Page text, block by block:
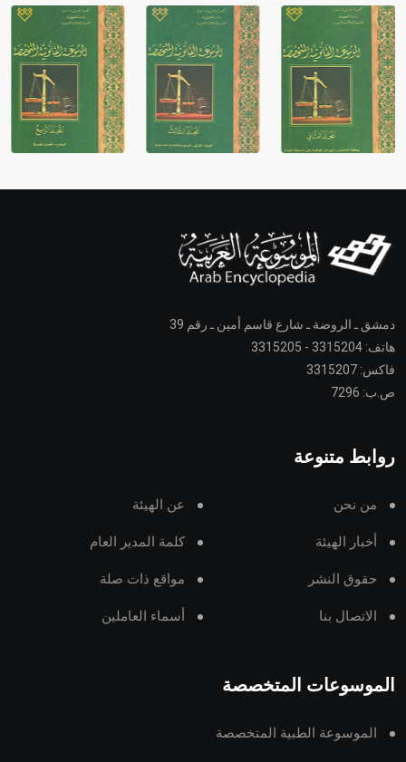
دمشق ـ الروضة ـ شارع قاسم أمين ـ رقم 39
هاتف: 3315204 - 3315205
فاكس: 3315207
ص.ب: 7296
روابط متنوعة
من نحن عن الهيئة
أخبار الهيئة كلمة المدير العام
حقوق النشر مواقع ذات صلة
الاتصال بنا أسماء العاملين
الموسوعات المتخصصة
الموسوعة الطبية المتخصصة